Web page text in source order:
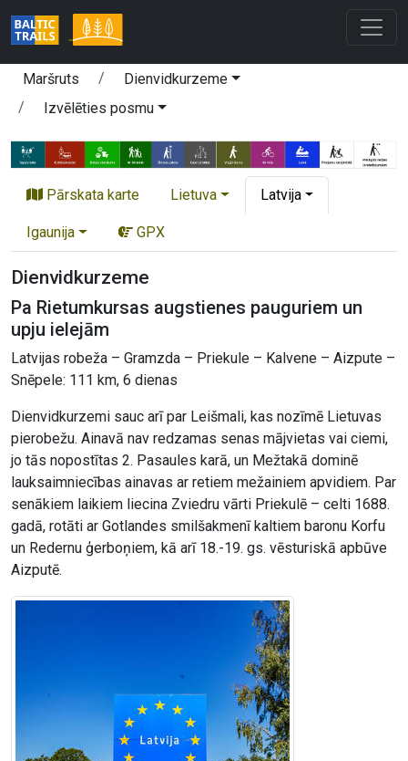
Maršruts
Dienvidkurzeme
Izvēlēties posmu
Pārskata karte Lietuva Latvija
Igaunija GPX
Dienvidkurzeme
Pa Rietumkursas augstienes pauguriem un
upju ielejām
Latvijas robeža – Gramzda – Priekule – Kalvene – Aizpute –
Snēpele: 111 km, 6 dienas
Dienvidkurzemi sauc arī par Leišmali, kas nozīmē Lietuvas
pierobežu. Ainavā nav redzamas senas mājvietas vai ciemi,
jo tās nopostītas 2. Pasaules karā, un Mežtakā dominē
lauksaimniecības ainavas ar retiem mežainiem apvidiem. Par
senākiem laikiem liecina Zviedru vārti Priekulē – celti 1688.
gadā, rotāti ar Gotlandes smilšakmenī kaltiem baronu Korfu
un Redernu ģerboņiem, kā arī 18.-19. gs. vēsturiskā apbūve
Aizputē.